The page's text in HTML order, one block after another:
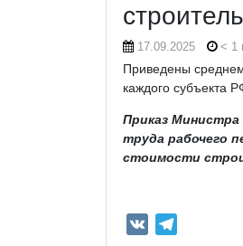
17.09.2025 < 1
Приведены
каждого субъекта
Приказ Министра
труда рабочего
стоимости